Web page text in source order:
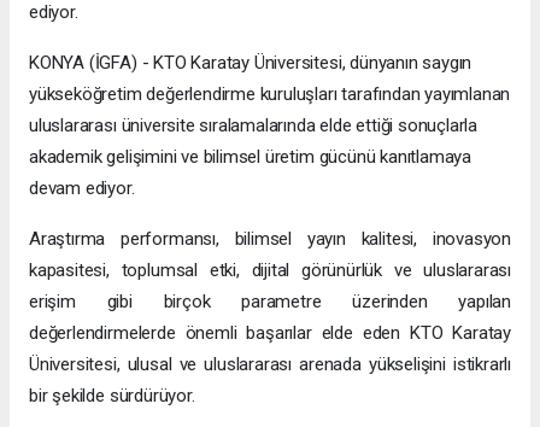
ediyor.
KONYA (İGFA) - KTO Karatay Üniversitesi, dünyanın saygın
yükseköğretim değerlendirme kuruluşları tarafından yayımlanan
uluslararası üniversite sıralamalarında elde ettiği sonuçlarla
akademik gelişimini ve bilimsel üretim gücünü kanıtlamaya
devam ediyor.
Araştırma performansı, bilimsel yayın kalitesi, inovasyon
kapasitesi, toplumsal etki, dijital görünürlük ve uluslararası
erişim gibi birçok parametre üzerinden yapılan
değerlendirmelerde önemli başarılar elde eden KTO Karatay
Üniversitesi, ulusal ve uluslararası arenada yükselişini istikrarlı
bir şekilde sürdürüyor.